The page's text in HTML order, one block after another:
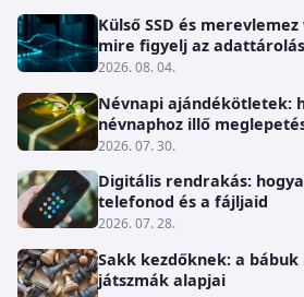
Külső SSD és
mire figyelj az
2026. 08. 04.
Névnapi ajándékötletek:
névnaphoz illő
2026. 07. 30.
Digitális rendrakás:
telefonod és a fájljaid
2026. 07. 28.
Sakk kezdőknek: a bábuk
játszmák alapjai